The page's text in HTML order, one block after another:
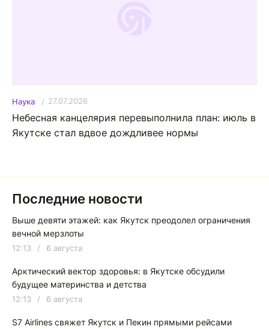
Наука 27.07.2026
Небесная канцелярия перевыполнила план: июль в
Якутске стал вдвое дождливее нормы
Последние новости
Выше девяти этажей: как Якутск преодолел ограничения
вечной мерзлоты
12:13 / 6 августа
Арктический вектор здоровья: в Якутске обсудили
будущее материнства и детства
12:13 / 6 августа
S7 Airlines свяжет Якутск и Пекин прямыми рейсами